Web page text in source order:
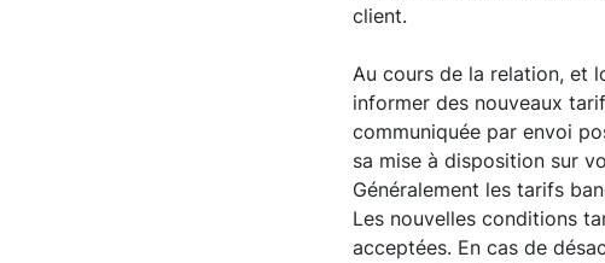
client.
Au cours de la relation, et
informer des nouveaux
communiquée par envoi
sa mise à disposition sur
Généralement les tarifs
Les nouvelles conditions
acceptées. En cas de